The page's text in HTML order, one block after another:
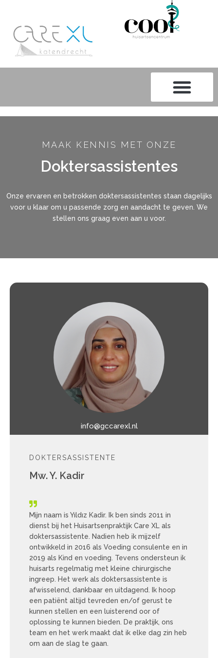
MAAK KENNIS MET ONZE
Doktersassistentes
Onze ervaren en betrokken doktersassistentes staan dagelijks
voor u klaar om u passende zorg en aandacht te geven. We
stellen ons graag even aan u voor.
info@gccarexl.nl
DOKTERSASSISTENTE
Mw. Y. Kadir
Mijn naam is Yıldız Kadir. Ik ben sinds 2011 in
dienst bij het Huisartsenpraktijk Care XL als
doktersassistente. Nadien heb ik mijzelf
ontwikkeld in 2016 als Voeding consulente en in
2019 als Kind en voeding. Tevens ondersteun ik
huisarts regelmatig met kleine chirurgische
ingreep. Het werk als doktersassistente is
afwisselend, dankbaar en uitdagend. Ik hoop
een patiënt altijd tevreden en/of gerust te
kunnen stellen en een luisterend oor of
oplossing te kunnen bieden. De praktijk, ons
team en het werk maakt dat ik elke dag zin heb
om aan de slag te gaan.